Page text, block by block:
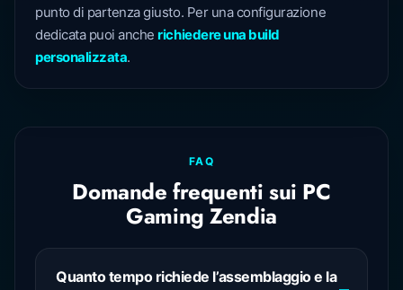
punto di partenza giusto. Per una configurazione
dedicata puoi anche richiedere una build
personalizzata.
FAQ
Domande frequenti sui PC
Gaming Zendia
Quanto tempo richiede l’assemblaggio e la